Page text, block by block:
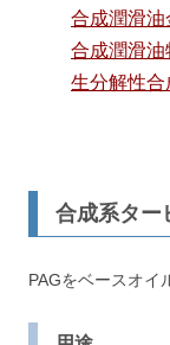
合成潤滑油
合成潤滑油
生分解性合
合成系ター
PAGをベースオイ